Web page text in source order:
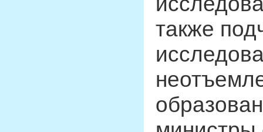
также